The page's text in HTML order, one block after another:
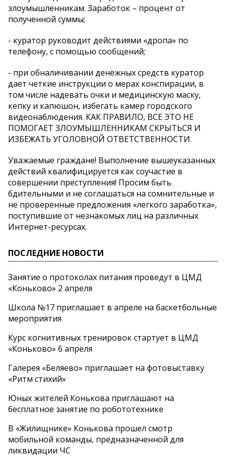
злоумышленникам. Заработок – процент от
полученной суммы;
- куратор руководит действиями «дропа» по
телефону, с помощью сообщений;
- при обналичивании денежных средств куратор
дает четкие инструкции о мерах конспирации, в
том числе надевать очки и медицинскую маску,
кепку и капюшон, избегать камер городского
видеонаблюдения. КАК ПРАВИЛО, ВСЕ ЭТО НЕ
ПОМОГАЕТ ЗЛОУМЫШЛЕННИКАМ СКРЫТЬСЯ И
ИЗБЕЖАТЬ УГОЛОВНОЙ ОТВЕТСТВЕННОСТИ.
Уважаемые граждане! Выполнение вышеуказанных
действий квалифицируется как соучастие в
совершении преступления! Просим быть
бдительными и не соглашаться на сомнительные и
не проверенные предложения «легкого заработка»,
поступившие от незнакомых лиц на различных
Интернет-ресурсах.
ПОСЛЕДНИЕ НОВОСТИ
Занятие о протоколах питания проведут в ЦМД
«Коньково» 2 апреля
Школа №17 приглашает в апреле на баскетбольные
мероприятия
Курс когнитивных тренировок стартует в ЦМД
«Коньково» 6 апреля
Галерея «Беляево» приглашает на фотовыставку
«Ритм стихий»
Юных жителей Конькова приглашают на
бесплатное занятие по робототехнике
В «Жилищнике» Конькова прошел смотр
мобильной команды, предназначенной для
ликвидации ЧС